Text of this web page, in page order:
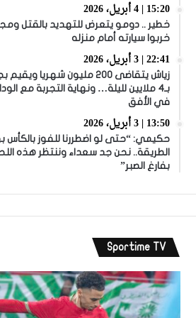
15:20 | 4 أبريل، 2026
خطير .. دومو يتعرض للتهديد بالقتل
خربوا سيارته أمام منزله
22:41 | 3 أبريل، 2026
زياش يتقاضى 200 مليون شهريا
بـ4 ملايين لليلة… ونهاية التجربة مع
في الأفق
13:50 | 3 أبريل، 2026
حكيمي: “حتى لو اضطررنا للفوز بالكأس
الطريقة.. نحن جد سعداء وننتظر هذه
بفارغ الصبر”
Sportime TV